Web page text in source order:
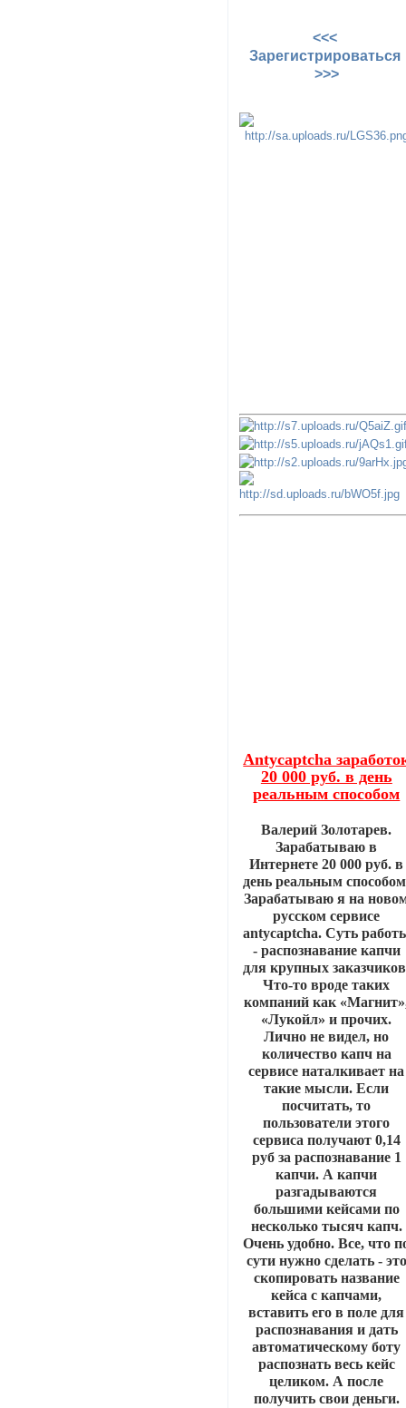
<<<
Зарегистрироваться
>>>
Antycaptcha
20 000 руб. в день
реальным способом
Валерий Золотарев.
Зарабатываю в
Интернете 20 000 руб. в
день реальным
Зарабатываю я на
русском сервисе
antycaptcha. Суть
- распознавание капчи
для крупных
Что-то вроде таких
компаний как
«Лукойл» и прочих.
Лично не видел, но
количество капч на
сервисе наталкивает на
такие мысли. Если
посчитать, то
пользователи этого
сервиса получают 0,14
руб за распознавание 1
капчи. А капчи
разгадываются
большими кейсами по
несколько тысяч капч.
Очень удобно. Все, что
сути нужно сделать - это
скопировать название
кейса с капчами,
вставить его в поле для
распознавания и дать
автоматическому боту
распознать весь кейс
целиком. А после
получить свои деньги.